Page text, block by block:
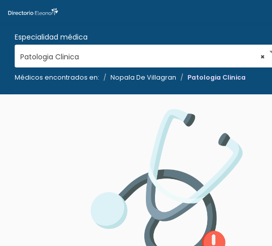
Especialidad médica
×
Patologia Clinica
Médicos encontrados en: Nopala De Villagran Patologia Clinica